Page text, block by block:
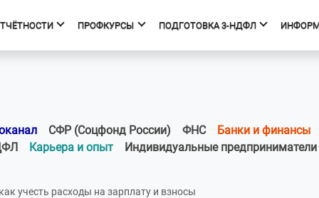
ПРОФКУРСЫ ПОДГОТОВКА 3-НДФЛ
об образовательной
Тарифы
Получить вычет
СФР (Соцфонд России) ФНС
Банки и финансы
Карьера и опыт Индивидуальные предприниматели
учесть расходы на зарплату и взносы